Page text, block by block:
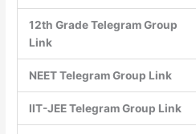
12th Grade Telegram Group
Link
NEET Telegram Group Link
IIT-JEE Telegram Group Link